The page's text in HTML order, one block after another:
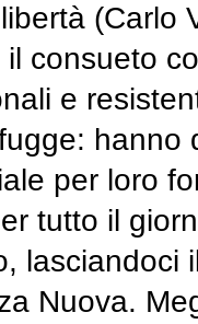
(Carlo
consueto
e
per loro
tutto il
Nuova.